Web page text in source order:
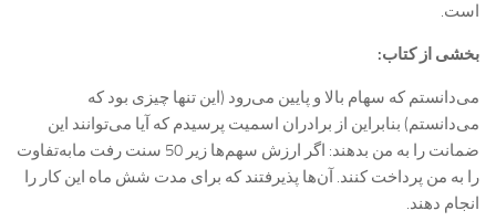
است.
بخشی از کتاب:
می‌دانستم که سهام بالا و پایین می‌رود (این تنها چیزی بود که
می‌دانستم) بنابراین از برادران اسمیت پرسیدم که آیا می‌توانند این
ضمانت را به من بدهند: اگر ارزش سهم‌ها زیر 50 سنت رفت مابه‌تفاوت
را به من پرداخت کنند. آن‌ها پذیرفتند که برای مدت شش ماه این کار را
انجام دهند.